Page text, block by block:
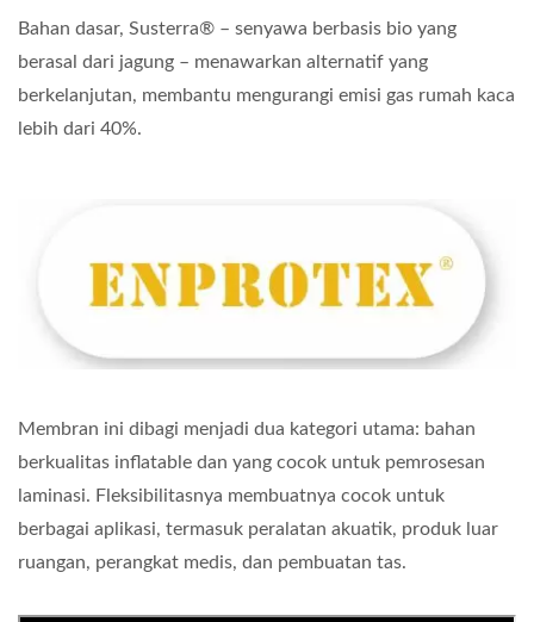
Bahan dasar, Susterra® – senyawa berbasis bio yang
berasal dari jagung – menawarkan alternatif yang
berkelanjutan, membantu mengurangi emisi gas rumah kaca
lebih dari 40%.
Membran ini dibagi menjadi dua kategori utama: bahan
berkualitas inflatable dan yang cocok untuk pemrosesan
laminasi. Fleksibilitasnya membuatnya cocok untuk
berbagai aplikasi, termasuk peralatan akuatik, produk luar
ruangan, perangkat medis, dan pembuatan tas.